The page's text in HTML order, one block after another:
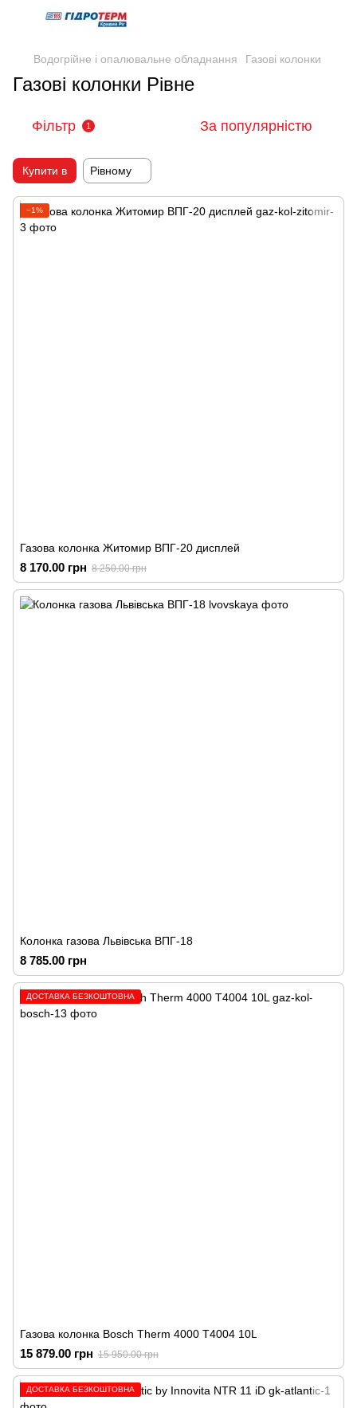
Водогрійне і опалювальне обладнання Газові колонки
Газові колонки Рівне
Фільтр 1 За популярністю
Купити в Рівному
−1%
Газова колонка Житомир ВПГ-20 дисплей
8 170.00 грн 8 250.00 грн
Колонка газова Львівська ВПГ-18
8 785.00 грн
ДОСТАВКА БЕЗКОШТОВНА
Газова колонка Bosch Therm 4000 T4004 10L
15 879.00 грн 15 950.00 грн
ДОСТАВКА БЕЗКОШТОВНА